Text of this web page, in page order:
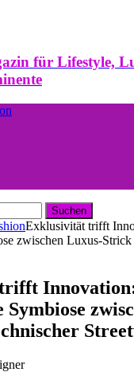
für Lifestyle,
Exklusivität trifft
zwischen Luxus-
Symbiose